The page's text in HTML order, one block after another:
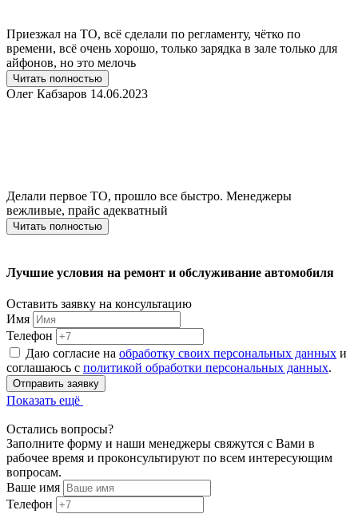
Приезжал на ТО, всё сделали по регламенту, чётко по
времени, всё очень хорошо, только зарядка в зале только для
айфонов, но это мелочь
Читать полностью
Олег Кабзаров 14.06.2023
Делали первое ТО, прошло все быстро. Менеджеры
вежливые, прайс адекватный
Читать полностью
Лучшие условия на ремонт и обслуживание автомобиля
Оставить заявку на консультацию
Имя
Телефон
Даю согласие на обработку своих персональных данных и
соглашаюсь с политикой обработки персональных данных.
Отправить заявку
Показать ещё
Остались вопросы?
Заполните форму и наши менеджеры свяжутся с Вами в
рабочее время и проконсультируют по всем интересующим
вопросам.
Ваше имя
Телефон